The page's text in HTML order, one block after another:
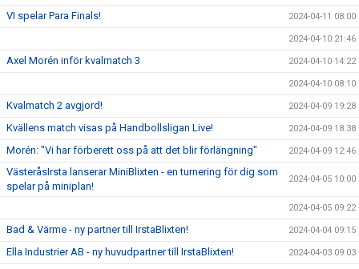
VI spelar Para Finals! 2024-04-11 08:00
2024-04-10 21:46
Axel Morén inför kvalmatch 3 2024-04-10 14:22
2024-04-10 08:10
Kvalmatch 2 avgjord! 2024-04-09 19:28
Kvällens match visas på Handbollsligan Live! 2024-04-09 18:38
Morén: "Vi har förberett oss på att det blir förlängning" 2024-04-09 12:46
VästeråsIrsta lanserar MiniBlixten - en turnering för dig som
spelar på miniplan!
2024-04-05 10:00
2024-04-05 09:22
Bad & Värme - ny partner till IrstaBlixten! 2024-04-04 09:15
Ella Industrier AB - ny huvudpartner till IrstaBlixten! 2024-04-03 09:03